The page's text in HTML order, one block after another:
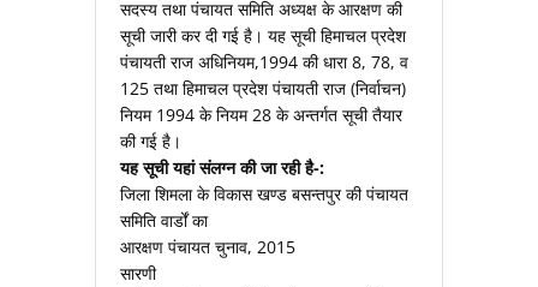
सदस्य तथा पंचायत समिति अध्यक्ष के आरक्षण की
सूची जारी कर दी गई है। यह सूची हिमाचल प्रदेश
पंचायती राज अधिनियम,1994 की धारा 8, 78, व
125 तथा हिमाचल प्रदेश पंचायती राज (निर्वाचन)
नियम 1994 के नियम 28 के अन्तर्गत सूची तैयार
की गई है।
यह सूची यहां संलग्न की जा रही है-:
जिला शिमला के विकास खण्ड बसन्तपुर की पंचायत
समिति वार्डों का
आरक्षण पंचायत चुनाव, 2015
सारणी